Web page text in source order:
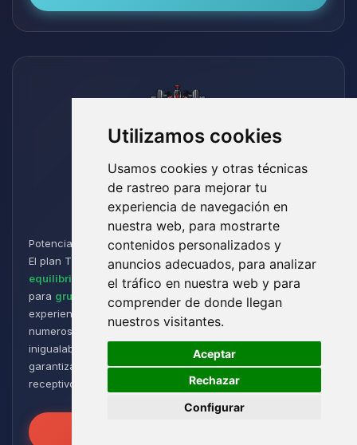
Utilizamos cookies
Usamos cookies y otras técnicas
de rastreo para mejorar tu
experiencia de navegación en
nuestra web, para mostrarte
contenidos personalizados y
anuncios adecuados, para analizar
el tráfico en nuestra web y para
comprender de donde llegan
nuestros visitantes.
Aceptar
Rechazar
Configurar
Titan
Potencia y Resistencia para los Aventureros de Minecraft:
El plan Titan está diseñado para jugadores que buscan un
equilibrio perfecto entre rendimiento y flexibilidad. Ideal
para grupos de tamaño medio a grande , ofrece una
experiencia de juego fluida y receptiva, incluso con
numerosos plugins y modpacks. Disfruta de una estabilidad
inigualable para sesiones de juego intensas y prolongadas,
garantizando que tus mundos permanezcan robustos y
receptivos!
🍪